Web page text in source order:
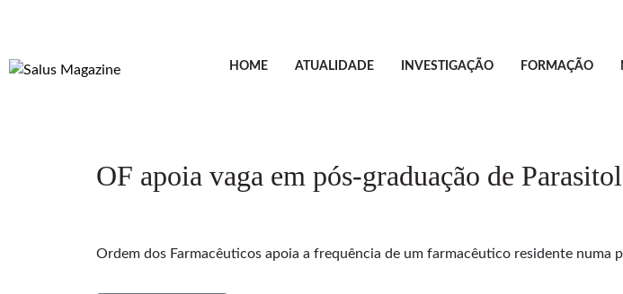
HOME ATUALIDADE INVESTIGAÇÃO FORMAÇÃO
OF apoia vaga em pós-graduação de
Ordem dos Farmacêuticos apoia a frequência de um farmacêutico residente